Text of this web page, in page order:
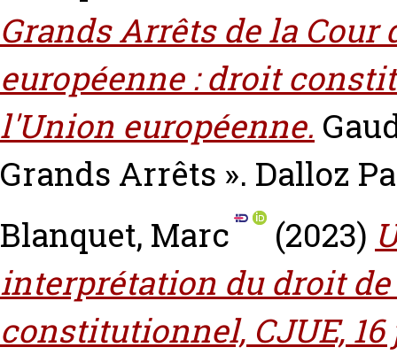
Grands Arrêts de la
européenne : droit
l'Union européenne.
Grands Arrêts ». Dalloz
Blanquet, Marc
(2023)
interprétation du droit
constitutionnel, CJUE, 16